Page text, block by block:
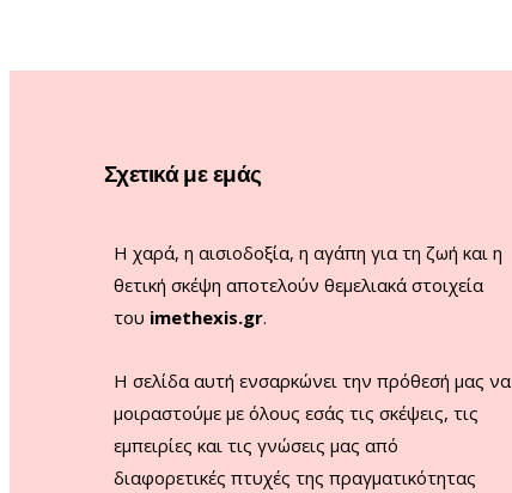
Σχετικά με εμάς
Η χαρά, η αισιοδοξία, η αγάπη για τη ζωή και η
θετική σκέψη αποτελούν θεμελιακά στοιχεία
του imethexis.gr.
H σελίδα αυτή ενσαρκώνει την πρόθεσή μας να
μοιραστούμε με όλους εσάς τις σκέψεις, τις
εμπειρίες και τις γνώσεις μας από
διαφορετικές πτυχές της πραγματικότητας